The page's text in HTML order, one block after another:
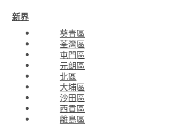
新界
葵青區
荃灣區
屯門區
元朗區
北區
大埔區
沙田區
西貢區
離島區